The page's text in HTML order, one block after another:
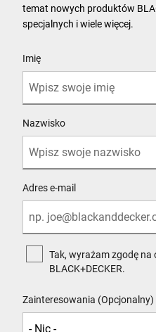
temat nowych produktów
specjalnych i wiele więcej.
Imię
Nazwisko
Adres e-mail
Tak, wyrażam zgodę na
BLACK+DECKER.
Zainteresowania (Opcjonalny)